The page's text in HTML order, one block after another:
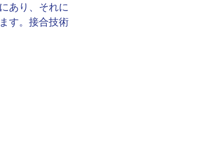
あり、それに
す。接合技術